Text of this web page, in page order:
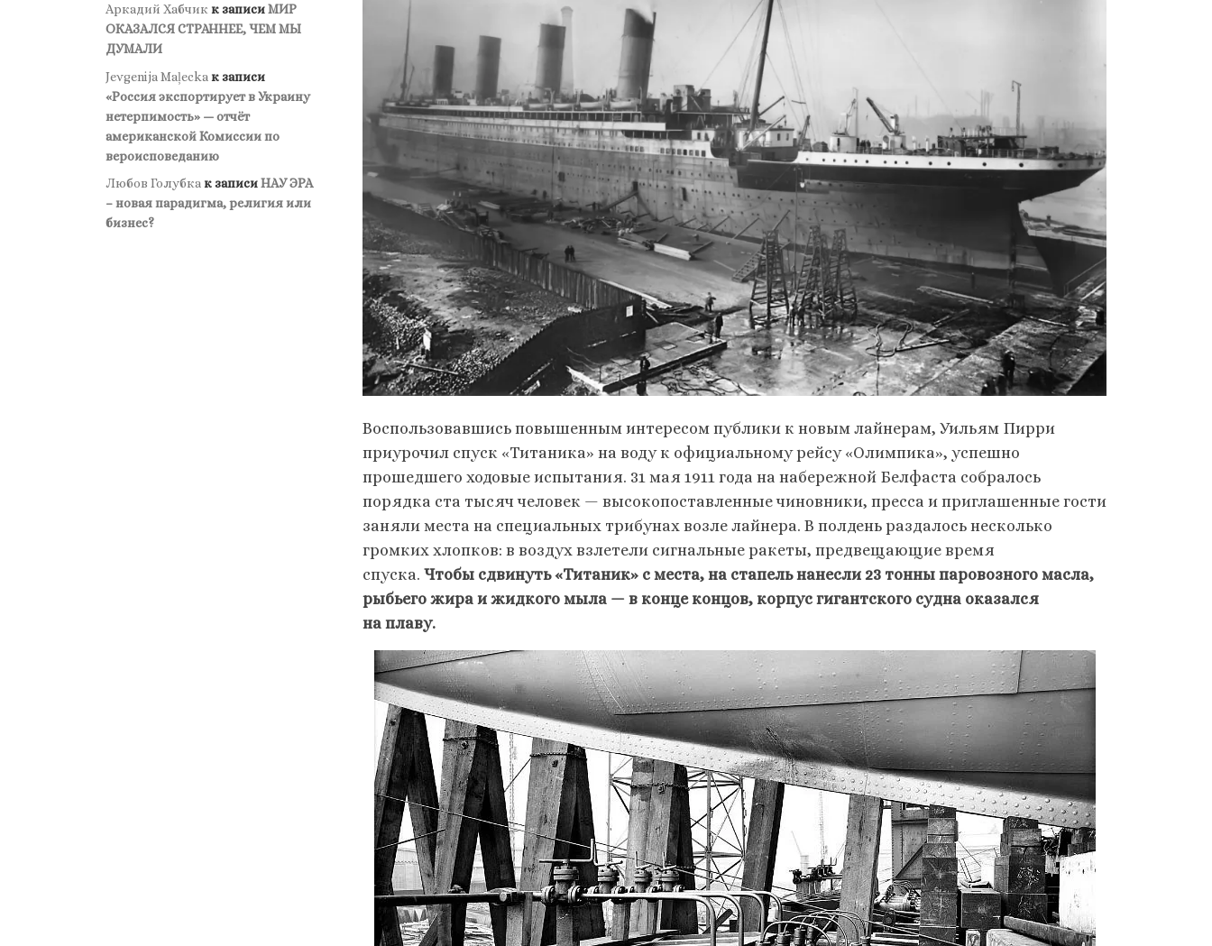
Воспользовавшись повышенным интересом публики к новым лайнерам, Уильям Пирри
приурочил спуск «Титаника» на воду к официальному рейсу «Олимпика», успешно
прошедшего ходовые испытания. 31 мая 1911 года на набережной Белфаста собралось
порядка ста тысяч человек — высокопоставленные чиновники, пресса и приглашенные гости
заняли места на специальных трибунах возле лайнера. В полдень раздалось несколько
громких хлопков: в воздух взлетели сигнальные ракеты, предвещающие время
спуска. Чтобы сдвинуть «Титаник» с места, на стапель нанесли 23 тонны паровозного масла,
рыбьего жира и жидкого мыла — в конце концов, корпус гигантского судна оказался
на плаву.
Аркадий Хабчик к записиМИР
ОКАЗАЛСЯ СТРАННЕЕ, ЧЕМ МЫ
ДУМАЛИ
Jevgenija Maļecka к записи
«Россия экспортирует в Украину
нетерпимость» — отчёт
американской Комиссии по
вероисповеданию
Любов Голубкак записиНАУ ЭРА
– новая парадигма, религия или
бизнес?